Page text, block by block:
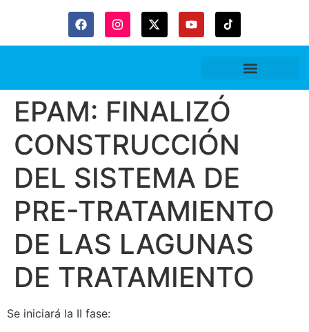
EPAM: FINALIZÓ
CONSTRUCCIÓN
DEL SISTEMA DE
PRE-TRATAMIENTO
DE LAS LAGUNAS
DE TRATAMIENTO
Se iniciará la II fase: